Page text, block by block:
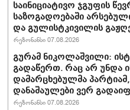
საინიციატივო ჯგუფის
საზოგადოებაში
და გულისტკივილის
რეზონანსი 07.08.2026
გურამ ნიკოლაშვილი:
გადაწერთ. რაც არ უნდა
დამარცხებულმა პარტიამ,
დანაშაულები ვერ
რეზონანსი 07.08.2026